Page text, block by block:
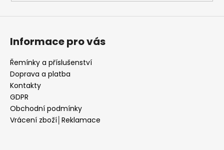
Informace pro vás
Řemínky a příslušenství
Doprava a platba
Kontakty
GDPR
Obchodní podmínky
Vrácení zboží│Reklamace